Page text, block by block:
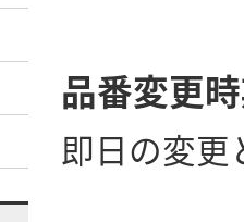
品番変更
即日の変更